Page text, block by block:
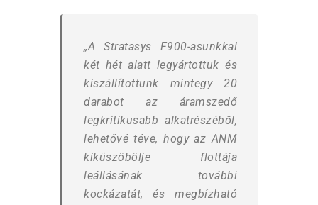
„A Stratasys F900-asunkkal
két hét alatt legyártottuk és
kiszállítottunk mintegy 20
darabot az áramszedő
legkritikusabb alkatrészéből,
lehetővé téve, hogy az ANM
kiküszöbölje flottája
leállásának további
kockázatát, és megbízható